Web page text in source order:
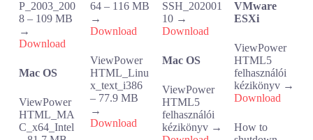
P_2003_200
8 – 109 MB
→
Download
Mac OS
ViewPower
HTML_MA
C_x64_Intel
64 – 116 MB
→
Download
ViewPower
HTML_Linu
x_text_i386
– 77.9 MB
→
Download
SSH_202001
10 →
Download
Mac OS
ViewPower
HTML5
felhasználói
kézikönyv →
VMware
ESXi
ViewPower
HTML5
felhasználói
kézikönyv →
Download
How to